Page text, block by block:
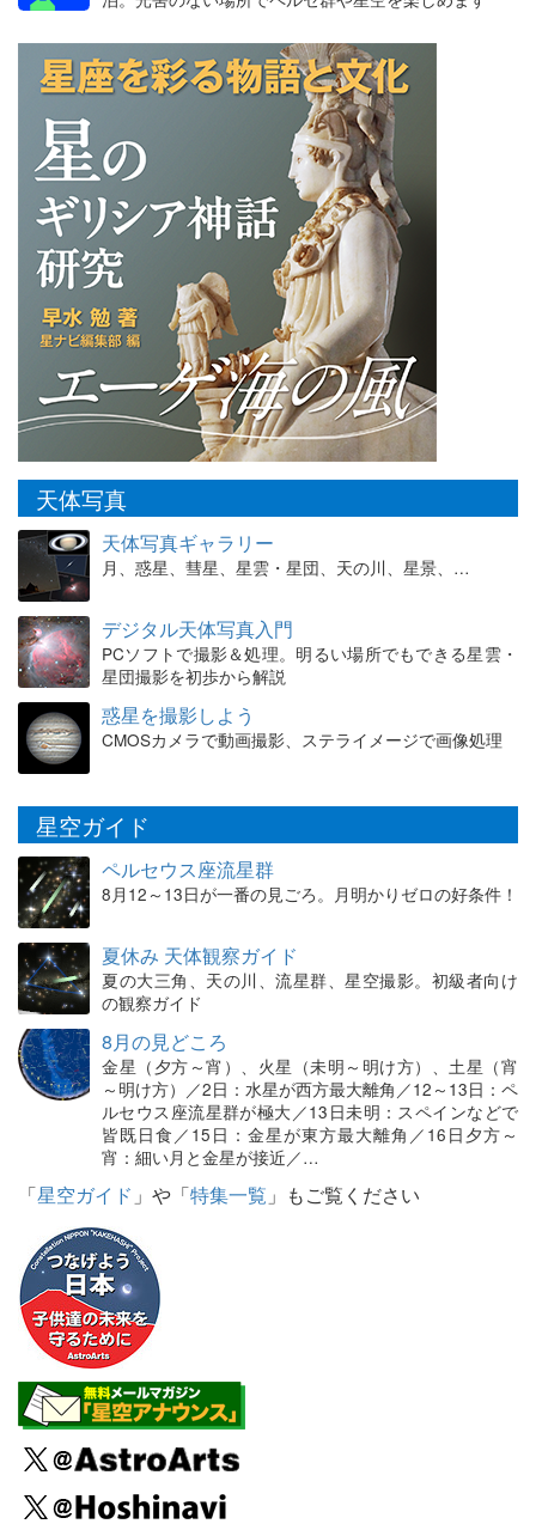
天体写真
天体写真ギャラリー
月、惑星、彗星、星雲・星団、天の川、星景、…
デジタル天体写真入門
PCソフトで撮影＆処理。明るい場所でもできる星雲・
星団撮影を初歩から解説
惑星を撮影しよう
CMOSカメラで動画撮影、ステライメージで画像処理
星空ガイド
ペルセウス座流星群
8月12～13日が一番の見ごろ。月明かりゼロの好条件！
夏休み 天体観察ガイド
夏の大三角、天の川、流星群、星空撮影。初級者向け
の観察ガイド
8月の見どころ
金星（夕方～宵）、火星（未明～明け方）、土星（宵
～明け方）／2日：水星が西方最大離角／12～13日：ペ
ルセウス座流星群が極大／13日未明：スペインなどで
皆既日食／15日：金星が東方最大離角／16日夕方～
宵：細い月と金星が接近／…
「星空ガイド 」や「特集一覧 」もご覧ください